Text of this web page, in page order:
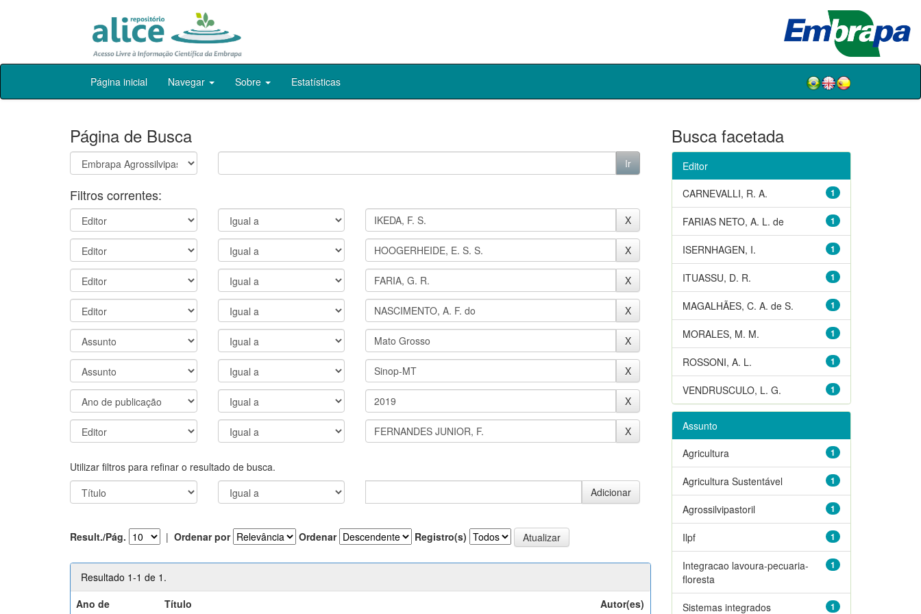
Skip
Página inicial Navegar Sobre Estatísticas
Página de Busca
Filtros correntes:
Utilizar filtros para refinar o resultado de busca.
Result./Pág. | Ordenar por Ordenar Registro(s)
Resultado 1-1 de 1.
Ano de
Título Autor(es)
Busca facetada
Editor
1
CARNEVALLI, R. A.
1
FARIAS NETO, A. L. de
1
ISERNHAGEN, I.
1
ITUASSU, D. R.
1
MAGALHÃES, C. A. de S.
1
MORALES, M. M.
1
ROSSONI, A. L.
1
VENDRUSCULO, L. G.
Assunto
1
Agricultura
1
Agricultura Sustentável
1
Agrossilvipastoril
1
Ilpf
1
Integracao lavoura-pecuaria-
floresta
1
Sistemas integrados